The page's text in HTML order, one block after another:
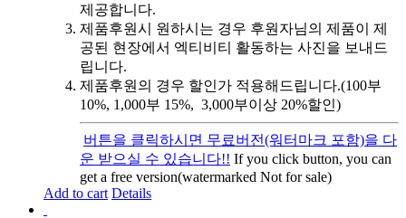
제공합니다.
제품후원시 원하시는 경우 후원자님의 제품이 제
공된 현장에서 엑티비티 활동하는 사진을 보내드
립니다.
제품후원의 경우 할인가 적용해드립니다.(100부
10%, 1,000부 15%, 3,000부이상 20%할인)
버튼을 클릭하시면 무료버전(워터마크 포함)을 다
운 받으실 수 있습니다!! If you click button, you can
get a free version(watermarked Not for sale)
Add to cart Details